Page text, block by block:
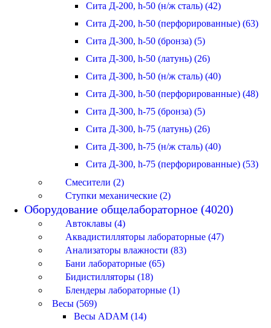
Сита Д-200, h-50 (н/ж сталь) (42)
Сита Д-200, h-50 (перфорированные) (63)
Сита Д-300, h-50 (бронза) (5)
Сита Д-300, h-50 (латунь) (26)
Сита Д-300, h-50 (н/ж сталь) (40)
Сита Д-300, h-50 (перфорированные) (48)
Сита Д-300, h-75 (бронза) (5)
Сита Д-300, h-75 (латунь) (26)
Сита Д-300, h-75 (н/ж сталь) (40)
Сита Д-300, h-75 (перфорированные) (53)
Смесители (2)
Ступки механические (2)
Оборудование общелабораторное (4020)
Автоклавы (4)
Аквадистилляторы лабораторные (47)
Анализаторы влажности (83)
Бани лабораторные (65)
Бидистилляторы (18)
Блендеры лабораторные (1)
Весы (569)
Весы ADAM (14)